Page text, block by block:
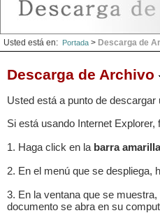
Usted está en: Portada > Descarga de
Descarga de Archivo
Usted está a punto de descargar
Si está usando Internet Explorer,
1. Haga click en la barra
2. En el menú que se despliega,
3. En la ventana que se
documento se abra en su